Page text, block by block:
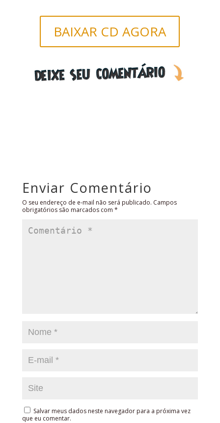
BAIXAR CD AGORA
Enviar Comentário
O seu endereço de e-mail não será publicado. Campos
obrigatórios são marcados com *
Salvar meus dados neste navegador para a próxima vez
que eu comentar.